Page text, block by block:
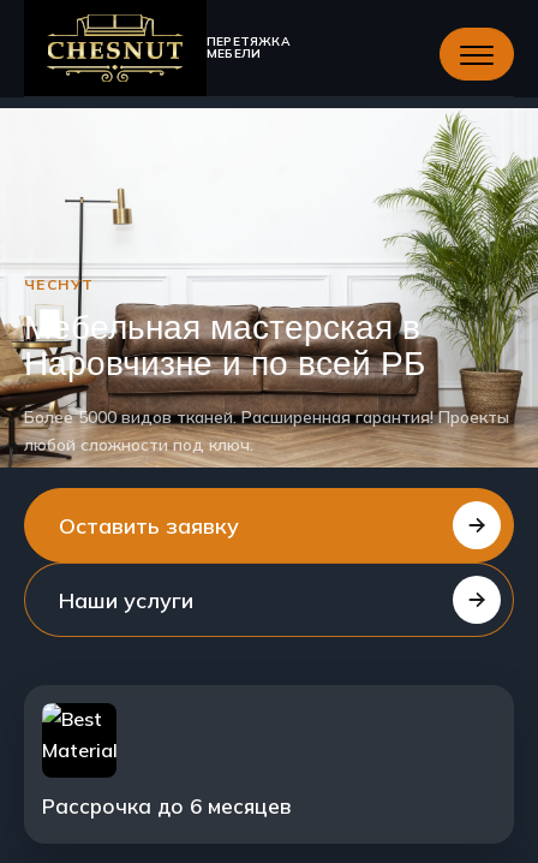
ПЕРЕТЯЖКА
МЕБЕЛИ
ЧЕСНУТ
Мебельная мастерская в
Наровчизне и по всей РБ
Более 5000 видов тканей. Расширенная гарантия! Проекты
любой сложности под ключ.
Оставить заявку
Наши услуги
Рассрочка до 6 месяцев